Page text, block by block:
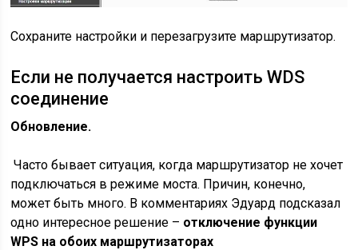
Сохраните настройки и перезагрузите маршрутизатор.
Если не получается настроить WDS
соединение
Обновление.
Часто бывает ситуация, когда маршрутизатор не хочет
подключаться в режиме моста. Причин, конечно,
может быть много. В комментариях Эдуард подсказал
одно интересное решение – отключение функции
WPS на обоих маршрутизаторах